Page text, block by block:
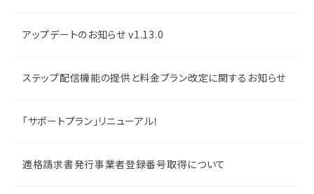
アップデートのお知らせ v1.13.0
ステップ配信機能の提供と料金プラン改定に関するお知らせ
「サポートプラン」リニューアル！
適格請求書発行事業者登録番号取得について